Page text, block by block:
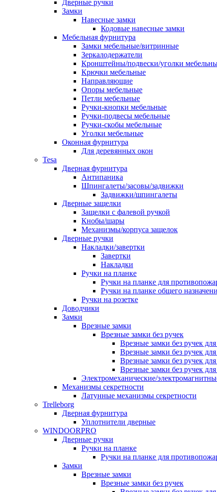
Дверные ручки
Замки
Навесные замки
Кодовые навесные замки
Мебельная фурнитура
Замки мебельные/витринные
Зеркалодержатели
Кронштейны/подвески/уголки
Крючки мебельные
Направляющие
Опоры мебельные
Петли мебельные
Ручки-кнопки мебельные
Ручки-подвесы мебельные
Ручки-скобы мебельные
Уголки мебельные
Оконная фурнитура
Для деревянных окон
Tesa
Дверная фурнитура
Антипаника
Шпингалеты/засовы/задвижки
Задвижки/шпингалеты
Дверные защелки
Защелки с фалевой ручкой
Кнобы/шары
Механизмы/корпуса защелок
Дверные ручки
Накладки/завертки
Завертки
Накладки
Ручки на планке
Ручки на планке для
Ручки на планке общего
Ручки на розетке
Доводчики
Замки
Врезные замки
Врезные замки без ручек
Врезные замки без ручек
Врезные замки без ручек
Врезные замки без ручек
Врезные замки без ручек
Электромеханические/
Механизмы секретности
Латунные механизмы секретности
Trelleborg
Дверная фурнитура
Уплотнители дверные
WINDOORPRO
Дверные ручки
Ручки на планке
Ручки на планке для
Замки
Врезные замки
Врезные замки без ручек